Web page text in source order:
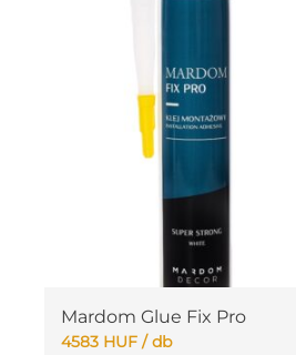
Mardom Glue Fix Pro
4583 HUF/ db